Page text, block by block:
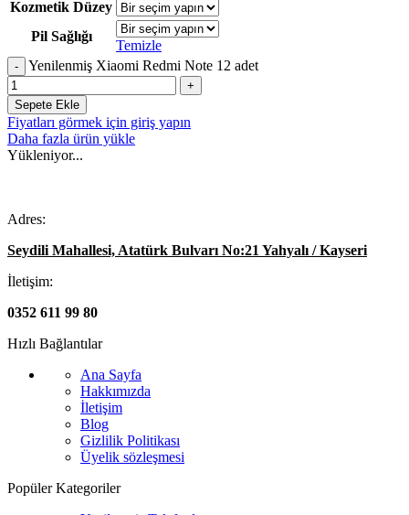
Kozmetik Düzey
Pil Sağlığı
Temizle
Yenilenmiş Xiaomi Redmi Note 12 adet
Sepete Ekle
Fiyatları görmek için giriş yapın
Daha fazla ürün yükle
Yükleniyor...
Adres:
Seydili Mahallesi, Atatürk Bulvarı No:21 Yahyalı / Kayseri
İletişim:
0352 611 99 80
Hızlı Bağlantılar
Ana Sayfa
Hakkımızda
İletişim
Blog
Gizlilik Politikası
Üyelik sözleşmesi
Popüler Kategoriler